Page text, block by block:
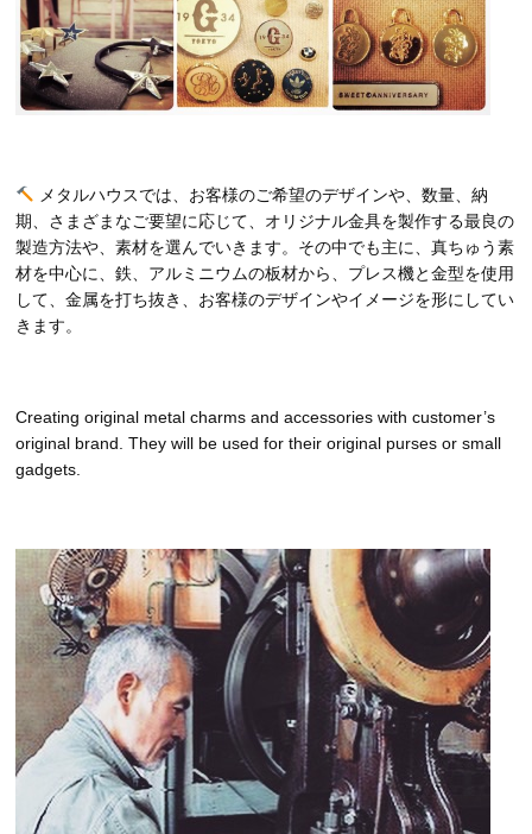
メタルハウスでは、お客様のご希望のデザインや、数量、納
期、さまざまなご要望に応じて、オリジナル金具を製作する最良の
製造方法や、素材を選んでいきます。その中でも主に、真ちゅう素
材を中心に、鉄、アルミニウムの板材から、プレス機と金型を使用
して、金属を打ち抜き、お客様のデザインやイメージを形にしてい
きます。
Creating original metal charms and accessories with customer’s
original brand. They will be used for their original purses or small
gadgets.